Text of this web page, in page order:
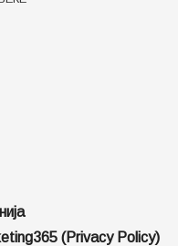
(Privacy Policy)